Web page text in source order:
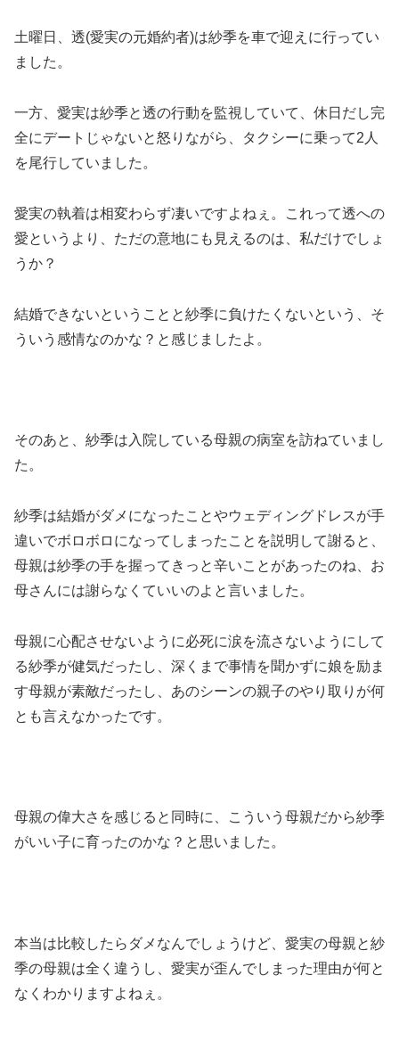
土曜日、透(愛実の元婚約者)は紗季を車で迎えに行ってい
ました。
一方、愛実は紗季と透の行動を監視していて、休日だし完
全にデートじゃないと怒りながら、タクシーに乗って2人
を尾行していました。
愛実の執着は相変わらず凄いですよねぇ。これって透への
愛というより、ただの意地にも見えるのは、私だけでしょ
うか？
結婚できないということと紗季に負けたくないという、そ
ういう感情なのかな？と感じましたよ。
そのあと、紗季は入院している母親の病室を訪ねていまし
た。
紗季は結婚がダメになったことやウェディングドレスが手
違いでボロボロになってしまったことを説明して謝ると、
母親は紗季の手を握ってきっと辛いことがあったのね、お
母さんには謝らなくていいのよと言いました。
母親に心配させないように必死に涙を流さないようにして
る紗季が健気だったし、深くまで事情を聞かずに娘を励ま
す母親が素敵だったし、あのシーンの親子のやり取りが何
とも言えなかったです。
母親の偉大さを感じると同時に、こういう母親だから紗季
がいい子に育ったのかな？と思いました。
本当は比較したらダメなんでしょうけど、愛実の母親と紗
季の母親は全く違うし、愛実が歪んでしまった理由が何と
なくわかりますよねぇ。